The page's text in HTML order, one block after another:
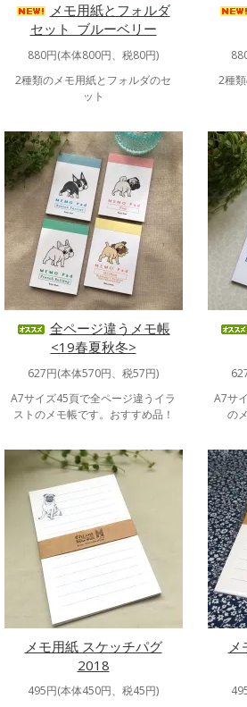
メモ用紙とフォルダ
セット_ブルーベリー
880円(本体800円、税80円)
2種類のメモ用紙とフォルダのセ
ット
2種
全ページ違うメモ帳
<19春夏秋冬>
627円(本体570円、税57円)
A7サイズ45頁で全ページ違うイラ
ストのメモ帳です。おすすめ品！
A7サ
の
メモ用紙 スケッチパグ
2018
495円(本体450円、税45円)
メ